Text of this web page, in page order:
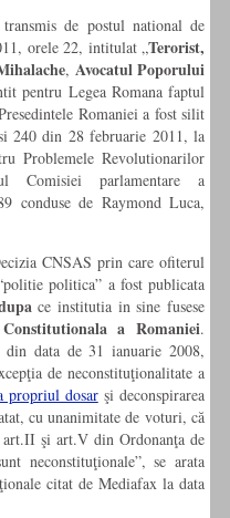
de postul national de
orele 22, intitulat „Terorist,
, Avocatul Poporului
pentru Legea Romana faptul
Romaniei a fost silit
240 din 28 februarie 2011, la
Problemele Revolutionarilor
parlamentare a
conduse de Raymond Luca,
CNSAS prin care ofiterul
politica” a fost publicata
ce institutia in sine fusese
a Romaniei.
din data de 31 ianuarie 2008,
de neconstituţionalitate a
propriul dosarşi deconspirarea
cu unanimitate de voturi, că
şi art.V din Ordonanţa de
neconstituţionale”, se arata
citat de Mediafax la data